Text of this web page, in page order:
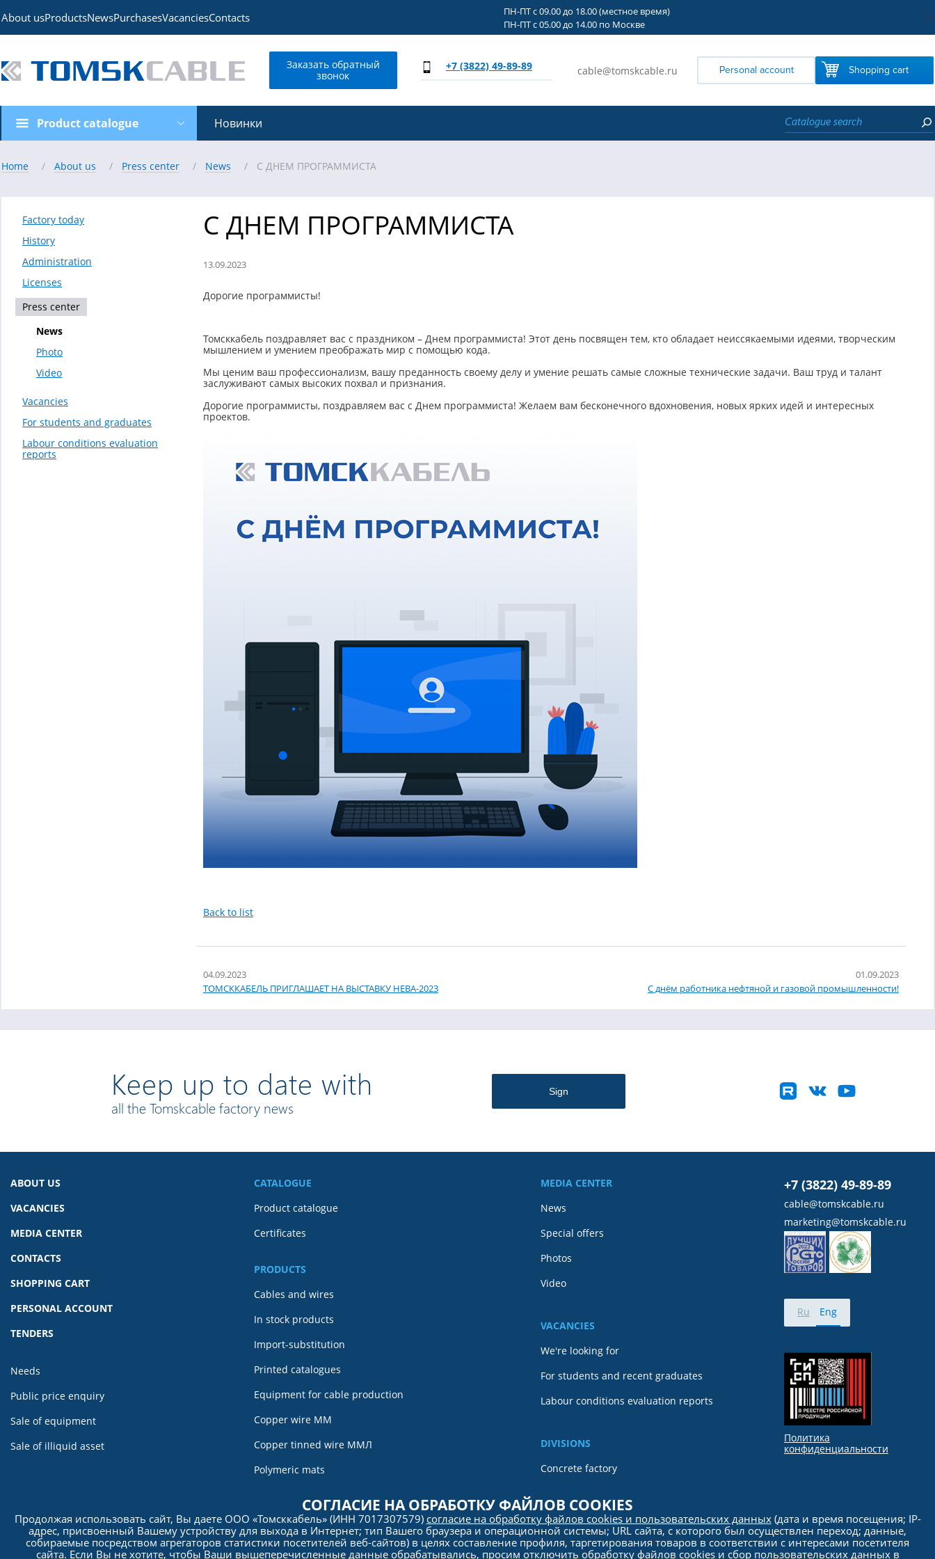
About usProductsNewsPurchasesVacanciesContacts
ПН-ПТ с 09.00 до 18.00 (местное время)
ПН-ПТ с 05.00 до 14.00 по Москве
?>
Заказать обратный
звонок
+7 (3822) 49-89-89 cable@tomskcable.ru Personal account Shopping cart
Product catalogue Новинки
Home About us Press center News С ДНЕМ ПРОГРАММИСТА
Factory today
History
Administration
Licenses
Press center
News
Photo
Video
Vacancies
For students and graduates
Labour conditions evaluation
reports
С ДНЕМ ПРОГРАММИСТА
13.09.2023
Дорогие программисты!
Томсккабель поздравляет вас с праздником – Днем программиста! Этот день посвящен тем, кто обладает неиссякаемыми идеями, творческим
мышлением и умением преображать мир с помощью кода.
Мы ценим ваш профессионализм, вашу преданность своему делу и умение решать самые сложные технические задачи. Ваш труд и талант
заслуживают самых высоких похвал и признания.
Дорогие программисты, поздравляем вас с Днем программиста! Желаем вам бесконечного вдохновения, новых ярких идей и интересных
проектов.
Back to list
04.09.2023
ТОМСККАБЕЛЬ ПРИГЛАШАЕТ НА ВЫСТАВКУ НЕВА-2023
01.09.2023
С днём работника нефтяной и газовой промышленности!
Keep up to date with
all the Tomskcable factory news
ABOUT US
VACANCIES
MEDIA CENTER
CONTACTS
SHOPPING CART
PERSONAL ACCOUNT
TENDERS
Needs
Public price enquiry
Sale of equipment
Sale of illiquid asset
CATALOGUE
Product catalogue
Certificates
PRODUCTS
Cables and wires
In stock products
Import-substitution
Printed catalogues
Equipment for cable production
Copper wire MM
Copper tinned wire ММЛ
Polymeric mats
SCANCAB program
MEDIA CENTER
News
Special offers
Photos
Video
VACANCIES
We're looking for
For students and recent graduates
Labour conditions evaluation reports
DIVISIONS
Concrete factory
+7 (3822) 49-89-89
cable@tomskcable.ru
marketing@tomskcable.ru
Ru Eng
Политика
конфиденциальности
СОГЛАСИЕ НА ОБРАБОТКУ ФАЙЛОВ COOKIES
Продолжая использовать сайт, Вы даете ООО «Томсккабель» (ИНН 7017307579) согласие на обработку файлов cookies и пользовательских данных(дата и время посещения; IP-
адрес, присвоенный Вашему устройству для выхода в Интернет; тип Вашего браузера и операционной системы; URL сайта, с которого был осуществлен переход; данные,
собираемые посредством агрегаторов статистики посетителей веб-сайтов) в целях составление профиля, таргетирования товаров в соответствии с интересами посетителя
сайта. Если Вы не хотите, чтобы Ваши вышеперечисленные данные обрабатывались, просим отключить обработку файлов cookies и сбор пользовательских данных в